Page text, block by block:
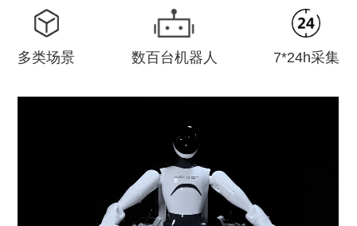
多类场景 数百台机器人 7*24h采集